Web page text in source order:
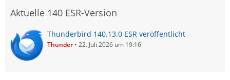
Aktuelle 140 ESR-Version
Thunderbird 140.13.0 ESR veröffentlicht
Thunder 22. Juli 2026 um 19:16